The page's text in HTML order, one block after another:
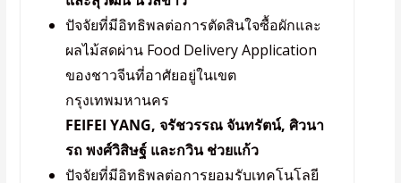
ปัจจัยที่มีอิทธิพลต่อการตัดสินใจซื้อผักและ
ผลไม้สดผ่าน Food Delivery Application
ของชาวจีนที่อาศัยอยู่ในเขต
กรุงเทพมหานคร
FEIFEI YANG, จรัชวรรณ จันทรัตน์, ศิวนา
รถ พงศ์วิสิษฐ์ และกวิน ช่วยแก้ว
ปัจจัยที่มีอิทธิพลต่อการยอมรับเทคโนโลยี